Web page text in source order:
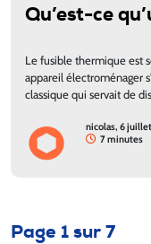
Qu’est-ce
Le fusible thermique est
appareil électroménager
classique qui servait de
nicolas, 6
7 minutes
Page 1 sur 7